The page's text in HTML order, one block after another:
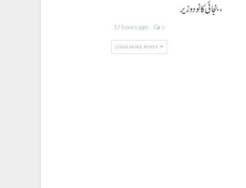
،بنجائی کانودوزیر
17 hours ago 0
LOAD MORE POSTS